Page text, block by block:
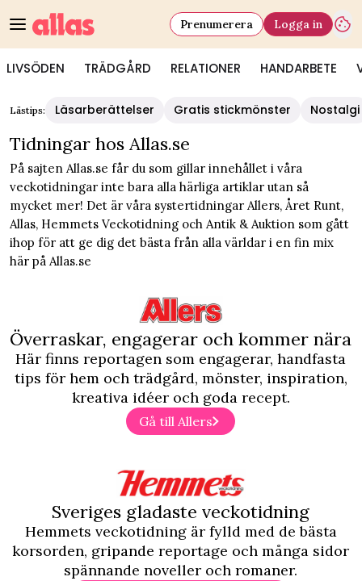
LIVSÖDEN TRÄDGÅRD RELATIONER HANDARBETE
Prenumerera Logga in
Allas - Tidningar hos Allas.se
Lästips: Läsarberättelser Gratis stickmönster Nostalgi
Tidningar hos Allas.se
På sajten Allas.se får du som gillar innehållet i våra
veckotidningar inte bara alla härliga artiklar utan så
mycket mer! Det är våra systertidningar Allers, Året Runt,
Allas, Hemmets Veckotidning och Antik & Auktion som gått
ihop för att ge dig det bästa från alla världar i en fin mix
här på Allas.se
Överraskar, engagerar och kommer nära
Här finns reportagen som engagerar, handfasta
tips för hem och trädgård, mönster, inspiration,
kreativa idéer och goda recept.
Gå till Allers
Sveriges gladaste veckotidning
Hemmets veckotidning är fylld med de bästa
korsorden, gripande reportage och många sidor
spännande noveller och romaner.